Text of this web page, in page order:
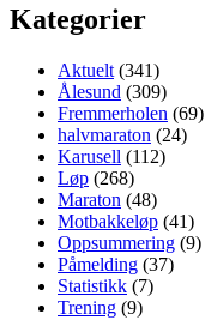
Kategorier
Aktuelt (341)
Ålesund (309)
Fremmerholen (69)
halvmaraton (24)
Karusell (112)
Løp (268)
Maraton (48)
Motbakkeløp (41)
Oppsummering (9)
Påmelding (37)
Statistikk (7)
Trening (9)